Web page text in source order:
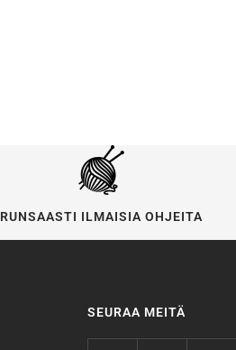
RUNSAASTI ILMAISIA OHJEITA
SEURAA MEITÄ